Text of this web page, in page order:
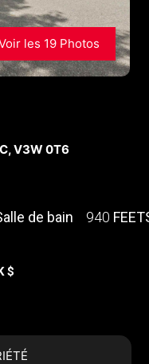
les 19 Photos
V3W 0T6
de bain 940
$